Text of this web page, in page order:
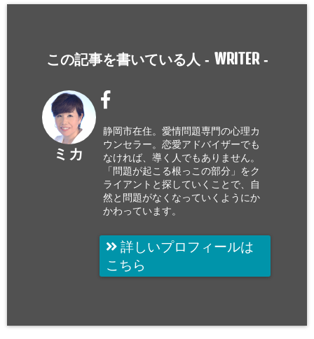
この記事を書いている人 - WRITER-
ミカ
静岡市在住。愛情問題専門の心理カ
ウンセラー。恋愛アドバイザーでも
なければ、導く人でもありません。
「問題が起こる根っこの部分」をク
ライアントと探していくことで、自
然と問題がなくなっていくようにか
かわっています。
詳しいプロフィールは
こちら